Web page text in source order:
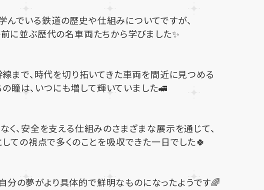
んでいる鉄道の歴史や仕組みについてですが、
に並ぶ歴代の名車両たちから学びました✨
まで、時代を切り拓いてきた車両を間近に見つめる
瞳は、いつにも増して輝いていました🚅
く、安全を支える仕組みのさまざまな展示を通じて、
しての視点で多くのことを吸収できた一日でした🍀
分の夢がより具体的で鮮明なものになったようです🌈